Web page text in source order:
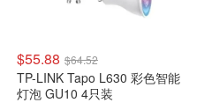
$55.88 $64.52
TP-LINK Tapo L630 彩色智能
灯泡 GU10 4只装